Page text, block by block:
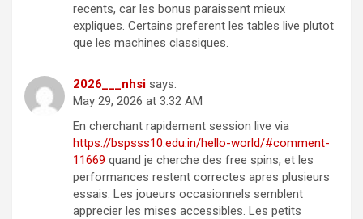
recents, car les bonus paraissent mieux
expliques. Certains preferent les tables live plutot
que les machines classiques.
2026___nhsi says:
May 29, 2026 at 3:32 AM
En cherchant rapidement session live via
https://bspsss10.edu.in/hello-world/#comment-
11669 quand je cherche des free spins, et les
performances restent correctes apres plusieurs
essais. Les joueurs occasionnels semblent
apprecier les mises accessibles. Les petits